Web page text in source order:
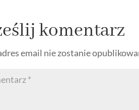
komentarz
email nie zostanie